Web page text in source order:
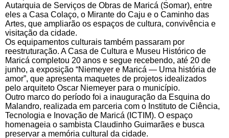
Autarquia de Serviços de Obras de Maricá (Somar), entre
eles a Casa Colaço, o Mirante do Caju e o Caminho das
Artes, que ampliarão os espaços de cultura, convivência e
visitação da cidade.
Os equipamentos culturais também passaram por
reestruturação. A Casa de Cultura e Museu Histórico de
Maricá completou 20 anos e segue recebendo, até 20 de
junho, a exposição “Niemeyer e Maricá — Uma história de
amor”, que apresenta maquetes de projetos idealizados
pelo arquiteto Oscar Niemeyer para o município.
Outro marco do período foi a inauguração da Esquina do
Malandro, realizada em parceria com o Instituto de Ciência,
Tecnologia e Inovação de Maricá (ICTIM). O espaço
homenageia o sambista Claudinho Guimarães e busca
preservar a memória cultural da cidade.